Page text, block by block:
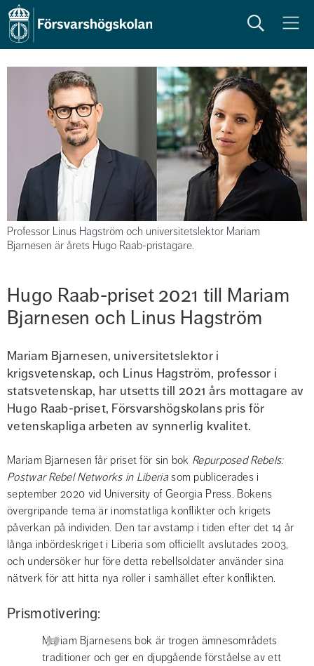
Sök Meny
Professor Linus Hagström och universitetslektor Mariam
Bjarnesen är årets Hugo Raab-pristagare.
Hugo Raab-priset 2021 till Mariam
Bjarnesen och Linus Hagström
Mariam Bjarnesen, universitetslektor i
krigsvetenskap, och Linus Hagström, professor i
statsvetenskap, har utsetts till 2021 års mottagare av
Hugo Raab-priset, Försvarshögskolans pris för
vetenskapliga arbeten av synnerlig kvalitet.
Mariam Bjarnesen får priset för sin bok Repurposed Rebels:
Postwar Rebel Networks in Liberia som publicerades i
september 2020 vid University of Georgia Press. Bokens
övergripande tema är inomstatliga konflikter och krigets
påverkan på individen. Den tar avstamp i tiden efter det 14 år
långa inbördeskriget i Liberia som officiellt avslutades 2003,
och undersöker hur före detta rebellsoldater använder sina
nätverk för att hitta nya roller i samhället efter konflikten.
Prismotivering:
Mariam Bjarnesens bok är trogen ämnesområdets
traditioner och ger en djupgående förståelse av ett